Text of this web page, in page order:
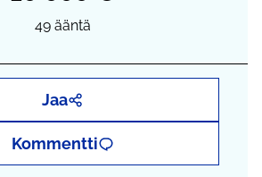
49 ääntä
Jaa
Kommentti